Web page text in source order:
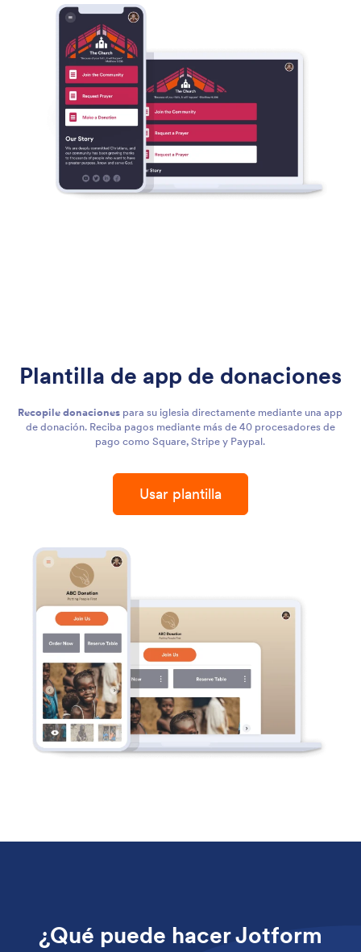
Plantilla de app de donaciones
Recopile donaciones para su iglesia directamente mediante una app
de donación. Reciba pagos mediante más de 40 procesadores de
pago como Square, Stripe y Paypal.
Usar plantilla
¿Qué puede hacer Jotform